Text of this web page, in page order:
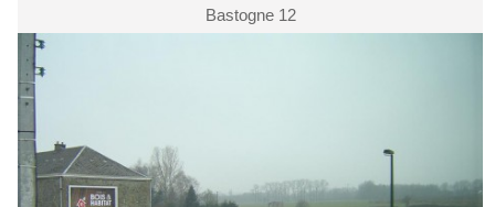
Bastogne 12